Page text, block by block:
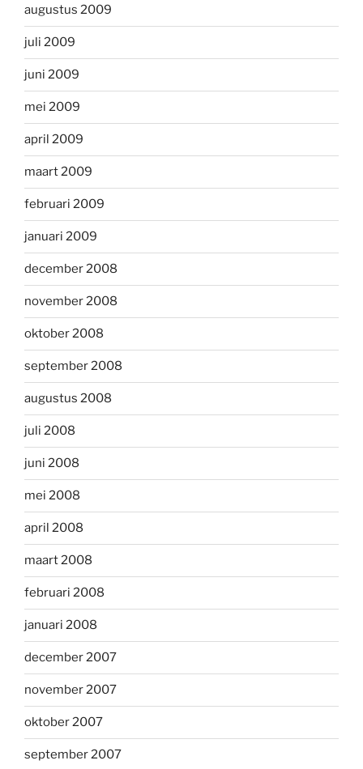
augustus 2009
juli 2009
juni 2009
mei 2009
april 2009
maart 2009
februari 2009
januari 2009
december 2008
november 2008
oktober 2008
september 2008
augustus 2008
juli 2008
juni 2008
mei 2008
april 2008
maart 2008
februari 2008
januari 2008
december 2007
november 2007
oktober 2007
september 2007